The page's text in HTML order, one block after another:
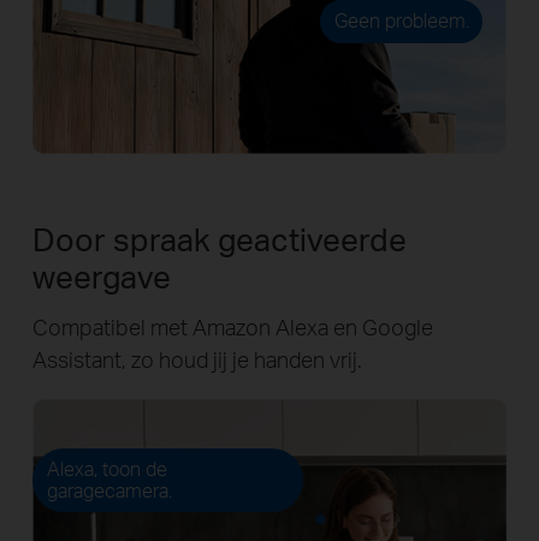
Geen probleem.
Alexa, toon de
garagecamera.
Door spraak geactiveerde
weergave
Compatibel met Amazon Alexa en Google
Assistant, zo houd jij je handen vrij.